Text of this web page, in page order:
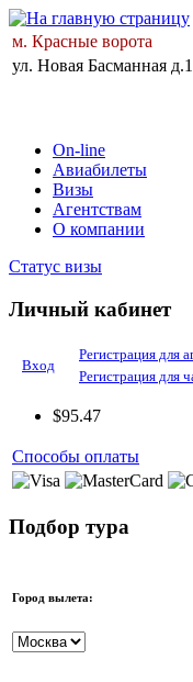
м. Красные ворота
ул. Новая Басманная
On-line
Авиабилеты
Визы
Агентствам
О компании
Статус визы
Личный кабинет
Вход
Регистрация для
Регистрация для
$95.47
Способы оплаты
Подбор тура
Город вылета: